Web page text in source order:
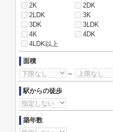
2K
2DK
2LDK
3K
3DK
3LDK
4K
4DK
4LDK以上
面積
～
駅からの徒歩
築年数